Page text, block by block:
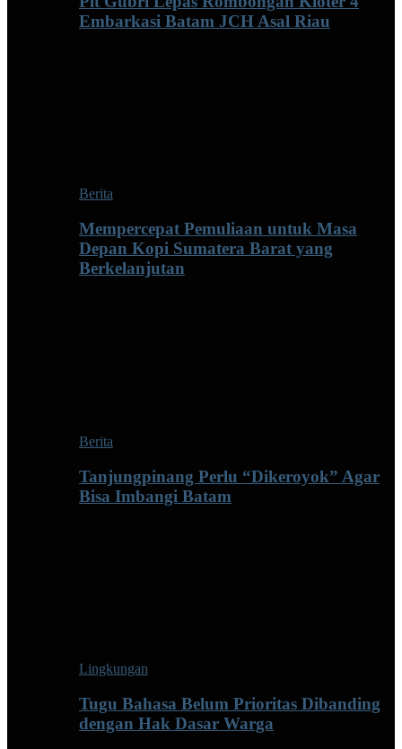
Embarkasi Batam JCH Asal Riau
Berita
Mempercepat Pemuliaan untuk Masa
Depan Kopi Sumatera Barat yang
Berkelanjutan
Berita
Tanjungpinang Perlu “Dikeroyok” Agar
Bisa Imbangi Batam
Lingkungan
Tugu Bahasa Belum Prioritas Dibanding
dengan Hak Dasar Warga